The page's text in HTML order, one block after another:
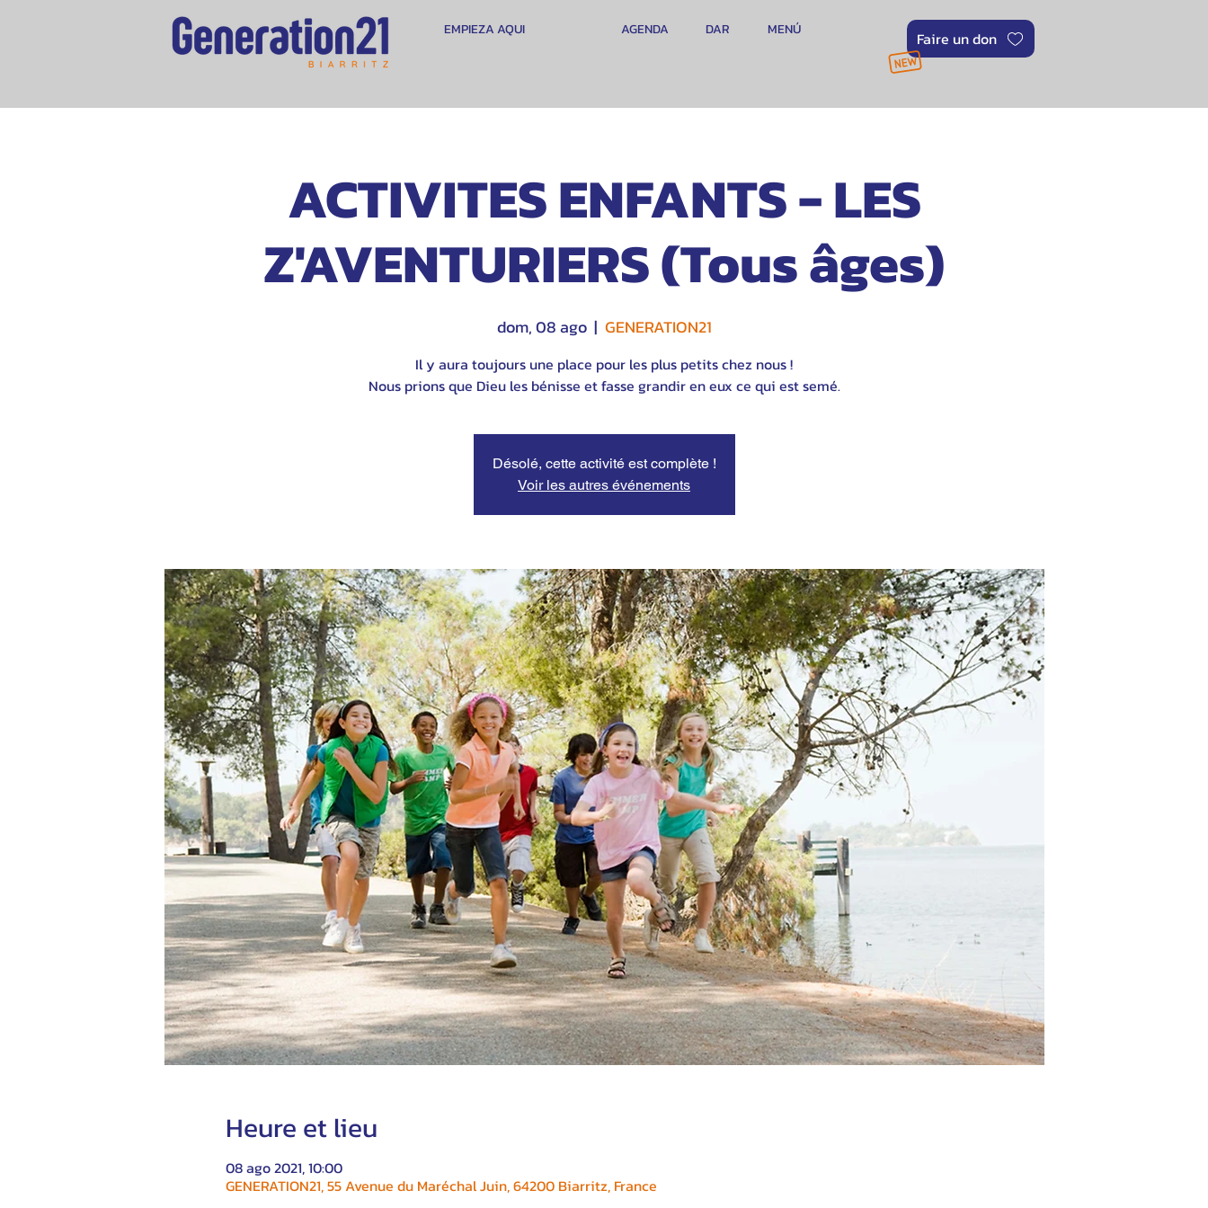
EMPIEZA AQUI DAR MENÚ
AGENDA Faire un don
ACTIVITES ENFANTS - LES
Z'AVENTURIERS (Tous âges)
dom, 08 ago
  |
GENERATION21
Il y aura toujours une place pour les plus petits chez nous !
Nous prions que Dieu les bénisse et fasse grandir en eux ce qui est semé.
Désolé, cette activité est complète !
Voir les autres événements
Heure et lieu
08 ago 2021, 10:00
GENERATION21, 55 Avenue du Maréchal Juin, 64200 Biarritz, France